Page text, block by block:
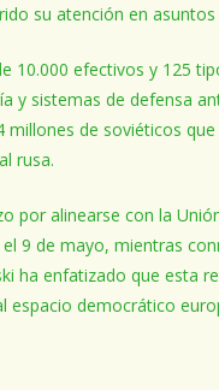
su atención en
10.000 efectivos y 125
y sistemas de defensa
de soviéticos
rusa.
por alinearse con la
9 de mayo, mientras
ha enfatizado que esta
espacio democrático